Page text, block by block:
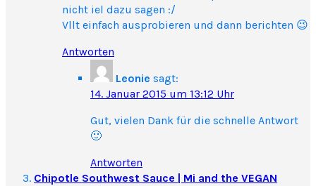
nicht iel dazu sagen :/
Vllt einfach ausprobieren und dann berichten 😉
Antworten
Leonie sagt:
14. Januar 2015 um 13:12 Uhr
Gut, vielen Dank für die schnelle Antwort
🙂
Antworten
Chipotle Southwest Sauce | Mi and the VEGAN